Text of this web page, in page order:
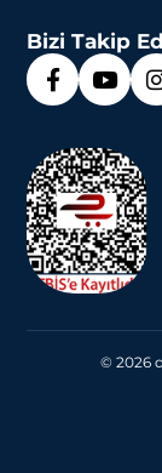
Bizi Takip
© 2026